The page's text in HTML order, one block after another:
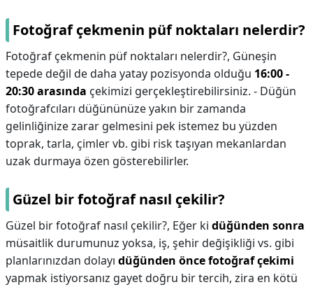
Fotoğraf çekmenin püf noktaları nelerdir?
Fotoğraf çekmenin püf noktaları nelerdir?, Güneşin
tepede değil de daha yatay pozisyonda olduğu 16:00 -
20:30 arasında çekimizi gerçekleştirebilirsiniz. - Düğün
fotoğrafcıları düğününüze yakın bir zamanda
gelinliğinize zarar gelmesini pek istemez bu yüzden
toprak, tarla, çimler vb. gibi risk taşıyan mekanlardan
uzak durmaya özen gösterebilirler.
Güzel bir fotoğraf nasıl çekilir?
Güzel bir fotoğraf nasıl çekilir?, Eğer ki düğünden sonra
müsaitlik durumunuz yoksa, iş, şehir değişikliği vs. gibi
planlarınızdan dolayı düğünden önce fotoğraf çekimi
yapmak istiyorsanız gayet doğru bir tercih, zira en kötü